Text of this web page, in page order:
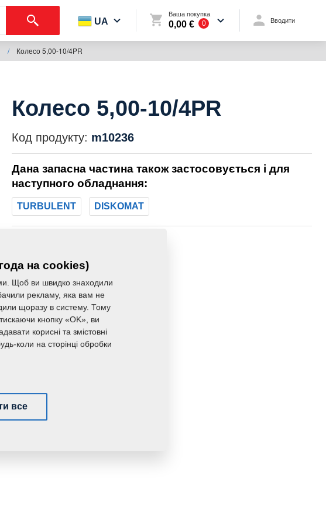
UA
Ваша покупка
0,00 € 0 Вводити
/ Колесо 5,00-10/4PR
Колесо 5,00-10/4PR
Код продукту: m10236
Дана запасна частина також застосовується і для
наступного обладнання:
TURBULENT DISKOMAT
на cookies)
Щоб ви швидко знаходили
рекламу, яка вам не
щоразу в систему. Тому
кнопку «OK», ви
корисні та змістовні
коли на сторінці обробки
все